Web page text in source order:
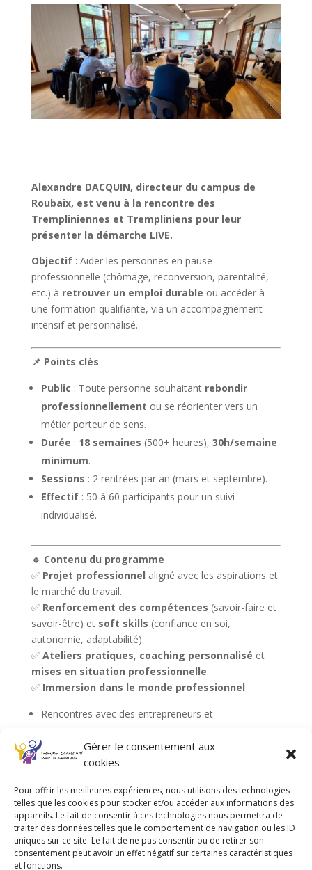
Gérer le consentement aux
cookies
Pour offrir les meilleures expériences, nous utilisons des technologies
telles que les cookies pour stocker et/ou accéder aux informations des
appareils. Le fait de consentir à ces technologies nous permettra de
traiter des données telles que le comportement de navigation ou les ID
uniques sur ce site. Le fait de ne pas consentir ou de retirer son
consentement peut avoir un effet négatif sur certaines caractéristiques
et fonctions.
Alexandre DACQUIN, directeur du campus de
Roubaix, est venu à la rencontre des
Trempliniennes et Trempliniens pour leur
présenter la démarche LIVE.
Objectif: Aider les personnes en pause
professionnelle (chômage, reconversion, parentalité,
etc.) à retrouver un emploi durable ou accéder à
une formation qualifiante, via un accompagnement
intensif et personnalisé.
📌 Points clés
Public : Toute personne souhaitant rebondir
professionnellement ou se réorienter vers un
métier porteur de sens.
Durée : 18 semaines (500+ heures), 30h/semaine
minimum.
Sessions : 2 rentrées par an (mars et septembre).
Effectif: 50 à 60 participants pour un suivi
individualisé.
🔹 Contenu du programme
✅ Projet professionnel aligné avec les aspirations et
le marché du travail.
✅ Renforcement des compétences (savoir-faire et
savoir-être) et soft skills (confiance en soi,
autonomie, adaptabilité).
✅ Ateliers pratiques, coaching personnalisé et
mises en situation professionnelle.
✅ Immersion dans le monde professionnel :
Rencontres avec des entrepreneurs et
Découverte de métiers et secteurs porteurs.
Job datings et forums dédiés.
« Le Mur des projets »: espace collaboratif pour
affiner et concrétiser son projet.
🏢 Cadre